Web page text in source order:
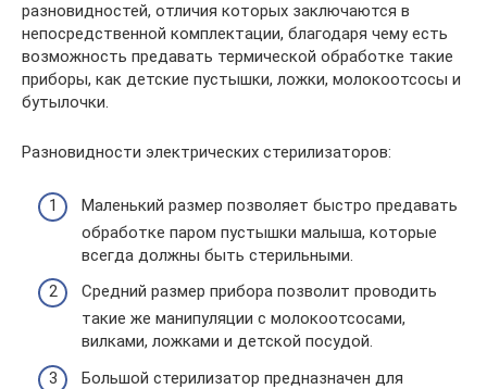
разновидностей, отличия которых заключаются в
непосредственной комплектации, благодаря чему есть
возможность предавать термической обработке такие
приборы, как детские пустышки, ложки, молокоотсосы и
бутылочки.
Разновидности электрических стерилизаторов:
Маленький размер позволяет быстро предавать
обработке паром пустышки малыша, которые
всегда должны быть стерильными.
Средний размер прибора позволит проводить
такие же манипуляции с молокоотсосами,
вилками, ложками и детской посудой.
Большой стерилизатор предназначен для